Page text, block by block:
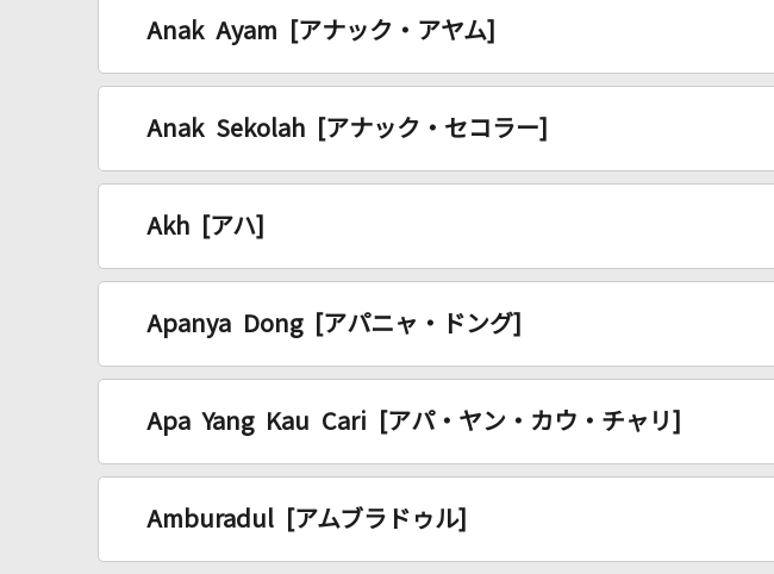
Anak Ayam [アナック・アヤム]
Anak Sekolah [アナック・セコラー]
Akh [アハ]
Apanya Dong [アパニャ・ドング]
Apa Yang Kau Cari [アパ・ヤン・カウ・チャリ]
Amburadul [アムブラドゥル]